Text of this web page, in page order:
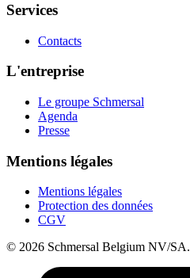
Services
Contacts
L'entreprise
Le groupe Schmersal
Agenda
Presse
Mentions légales
Mentions légales
Protection des données
CGV
© 2026 Schmersal Belgium NV/SA.